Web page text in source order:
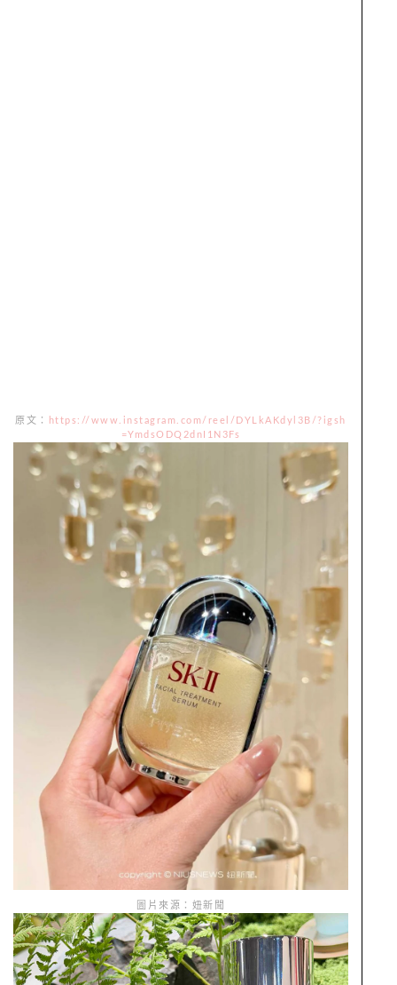
原文：
https://www.instagram.com/reel/DYLkAKdyl3B/?igsh
=YmdsODQ2dnI1N3Fs
圖片來源：妞新聞